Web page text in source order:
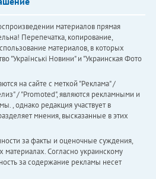
материалов прямая
Перепечатка, копирование,
материалов, в которых
"Українськi Новини" и "Украинская Фото
на сайте с меткой "Реклама" /
/ "Promoted", являются рекламными и
, однако редакция участвует в
мнения, высказанные в этих
за факты и оценочные суждения,
Согласно украинскому
за содержание рекламы несет